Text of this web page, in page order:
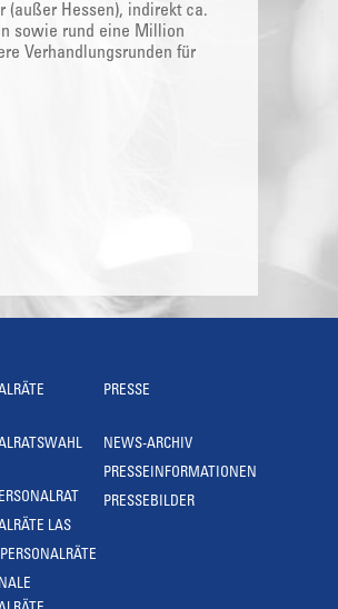
(außer Hessen), indirekt ca.
sowie rund eine Million
Verhandlungsrunden für
LAS
PRESSE
NEWS-ARCHIV
PRESSEINFORMATIONEN
PRESSEBILDER